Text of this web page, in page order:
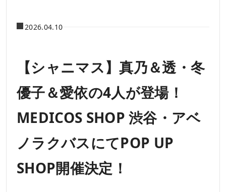
2026.04.10
【シャニマス】真乃＆透・冬
優子＆愛依の4人が登場！
MEDICOS SHOP 渋谷・アベ
ノラクバスにてPOP UP
SHOP開催決定！